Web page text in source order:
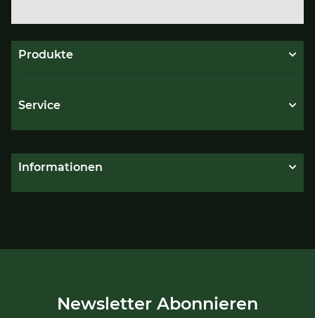
Produkte
Service
Informationen
Newsletter Abonnieren